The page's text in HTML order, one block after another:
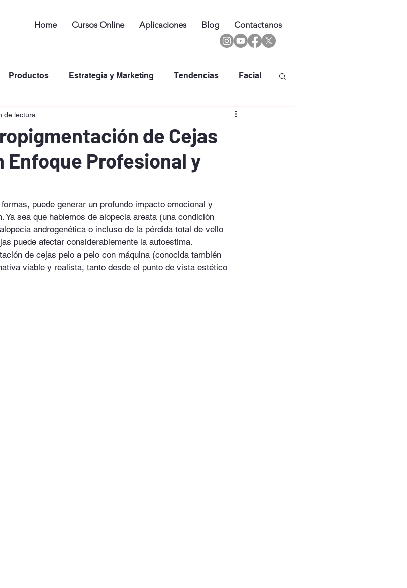
Home Cursos Online Aplicaciones Blog Contactanos
Productos Estrategia y Marketing Tendencias Facial
en PMU
de Cejas
Enfoque Profesional y
de lectura
puede generar un profundo impacto emocional y
Ya sea que hablemos de alopecia areata (una condición
androgenética o incluso de la pérdida total de vello
puede afectar considerablemente la autoestima.
de cejas pelo a pelo con máquina (conocida también
viable y realista, tanto desde el punto de vista estético